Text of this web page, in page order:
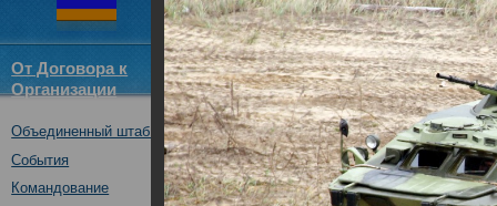
От Договора к
Организации
Структура
ОДКБ
Новости
Объединенный штаб ОДКБ
События
Командование
совместное учение с КСОР
"Мулино", Нижегородская
16.10.2019